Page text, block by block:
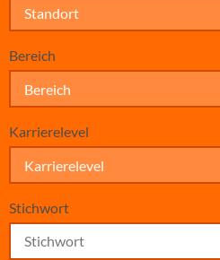
Standort
Bereich
Bereich
Karrierelevel
Karrierelevel
Stichwort